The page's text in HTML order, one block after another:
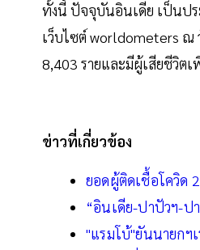
ทั้งนี้ ปัจจุบันอินเดีย เป็นปร
เว็บไซต์ worldometers ณ
8,403 รายและมีผู้เสียชีวิต
ข่าวที่เกี่ยวข้อง
ยอดผู้ติดเชื้อโควิด
“อินเดีย-ปาปัวฯ-ป
"แรมโบ้"ยันนายกฯ